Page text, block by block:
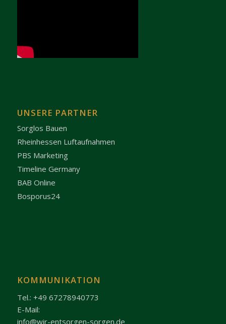
UNSERE PARTNER
Sorglos Bauen
Rheinhessen Luftaufnahmen
PBS Marketing
Timeline Germany
BAB Online
Bosporus24
KOMMUNIKATION
Tel.: +49 67278940773
E-Mail:
info@wir-entsorgen-sorgen.de